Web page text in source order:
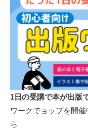
1日の受講で本が出版
ワークでョップを開
ら